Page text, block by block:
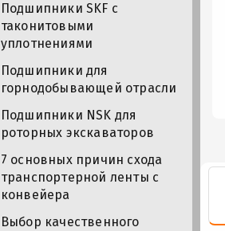
Подшипники SKF с
таконитовыми
уплотнениями
Подшипники для
горнодобывающей отрасли
Подшипники NSK для
роторных экскаваторов
7 основных причин схода
транспортерной ленты с
конвейера
Выбор качественного